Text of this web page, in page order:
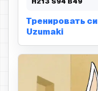
Тренировать
Uzumaki